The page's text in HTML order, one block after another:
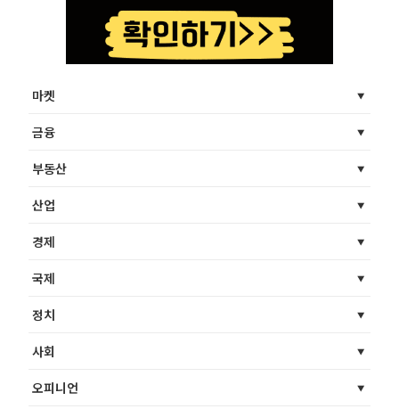
마켓
금융
부동산
산업
경제
국제
정치
사회
오피니언